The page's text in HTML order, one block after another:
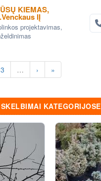
augalais. Tvenkinukų ir
įrengimas.
KIEMAS,
IĮ
projektavimas,
3 … › »
KATEGORIJOSE